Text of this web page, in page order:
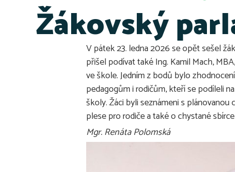
Žákovský
V pátek 23. ledna 2026 se opět sešel
přišel podívat také Ing. Kamil Mach,
ve škole. Jedním z bodů bylo
pedagogům i rodičům, kteří se podíleli
školy. Žáci byli seznámeni s
plese pro rodiče a také o chystané
Mgr. Renáta Polomská